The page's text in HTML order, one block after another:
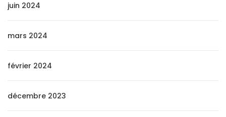
juin 2024
mars 2024
février 2024
décembre 2023